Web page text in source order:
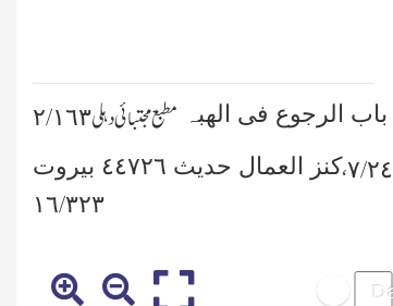
الرجوع فی الھبہ مطبع مجتبائی دہلی ٢/١٦٣
کنز العمال حدیث ٤٤٧٢٦ بیروت
١٦/٣٢٣